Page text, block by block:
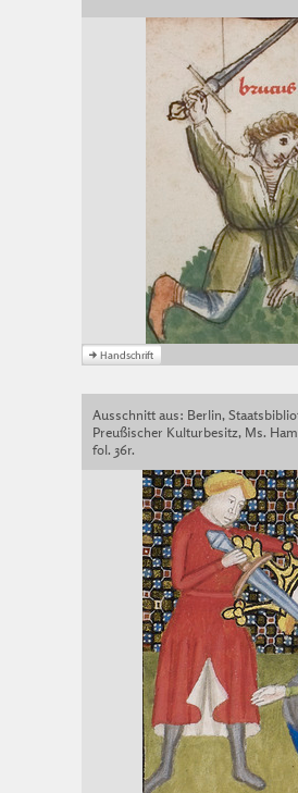
Ausschnitt aus: Berlin,
Preußischer Kulturbesitz, Ms.
fol. 36r.